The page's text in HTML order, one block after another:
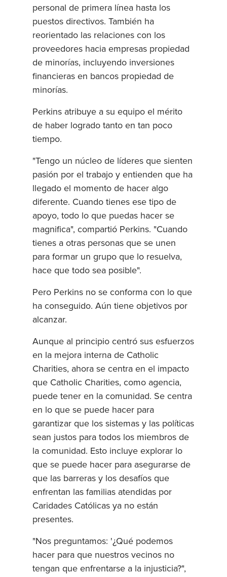
personal de primera línea hasta los
puestos directivos. También ha
reorientado las relaciones con los
proveedores hacia empresas propiedad
de minorías, incluyendo inversiones
financieras en bancos propiedad de
minorías.
Perkins atribuye a su equipo el mérito
de haber logrado tanto en tan poco
tiempo.
"Tengo un núcleo de líderes que sienten
pasión por el trabajo y entienden que ha
llegado el momento de hacer algo
diferente. Cuando tienes ese tipo de
apoyo, todo lo que puedas hacer se
magnifica", compartió Perkins. "Cuando
tienes a otras personas que se unen
para formar un grupo que lo resuelva,
hace que todo sea posible".
Pero Perkins no se conforma con lo que
ha conseguido. Aún tiene objetivos por
alcanzar.
Aunque al principio centró sus esfuerzos
en la mejora interna de Catholic
Charities, ahora se centra en el impacto
que Catholic Charities, como agencia,
puede tener en la comunidad. Se centra
en lo que se puede hacer para
garantizar que los sistemas y las políticas
sean justos para todos los miembros de
la comunidad. Esto incluye explorar lo
que se puede hacer para asegurarse de
que las barreras y los desafíos que
enfrentan las familias atendidas por
Caridades Católicas ya no están
presentes.
"Nos preguntamos: '¿Qué podemos
hacer para que nuestros vecinos no
tengan que enfrentarse a la injusticia?",